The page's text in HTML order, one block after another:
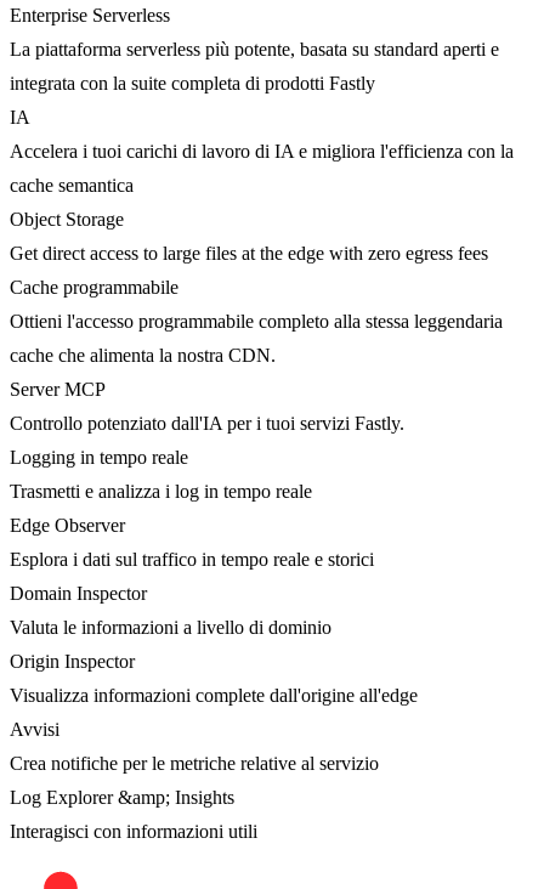
Enterprise Serverless
La piattaforma serverless più potente, basata su standard aperti e
integrata con la suite completa di prodotti Fastly
IA
Accelera i tuoi carichi di lavoro di IA e migliora l'efficienza con la
cache semantica
Object Storage
Get direct access to large files at the edge with zero egress fees
Cache programmabile
Ottieni l'accesso programmabile completo alla stessa leggendaria
cache che alimenta la nostra CDN.
Server MCP
Controllo potenziato dall'IA per i tuoi servizi Fastly.
Logging in tempo reale
Trasmetti e analizza i log in tempo reale
Edge Observer
Esplora i dati sul traffico in tempo reale e storici
Domain Inspector
Valuta le informazioni a livello di dominio
Origin Inspector
Visualizza informazioni complete dall'origine all'edge
Avvisi
Crea notifiche per le metriche relative al servizio
Log Explorer &amp; Insights
Interagisci con informazioni utili